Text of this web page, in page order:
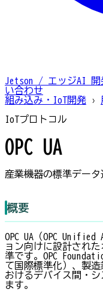
Jetson / エッジAI
い合わせ
組み込み・IoT開発
›
IoTプロトコル
OPC UA
産業機器の標準データ
概要
OPC UA（OPC
ョン向けに設計され
準です。OPC
て国際標準化）、製
おけるデバイス間・
ます。